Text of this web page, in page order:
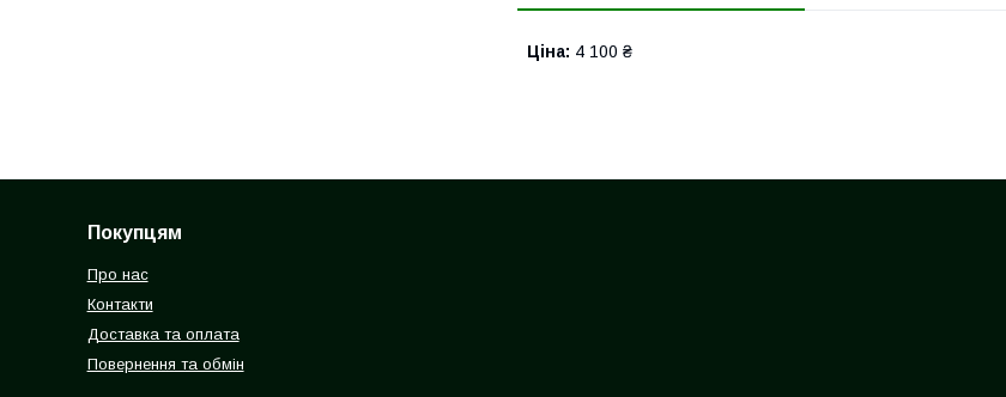
Ціна: 4 100 ₴
Покупцям
Про нас
Контакти
Доставка та оплата
Повернення та обмін